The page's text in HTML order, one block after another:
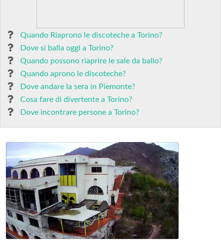
Quando Riaprono le discoteche a Torino?
Dove si balla oggi a Torino?
Quando possono riaprire le sale da ballo?
Quando aprono le discoteche?
Dove andare la sera in Piemonte?
Cosa fare di divertente a Torino?
Dove incontrare persone a Torino?